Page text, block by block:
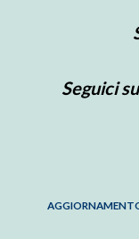
Seguici